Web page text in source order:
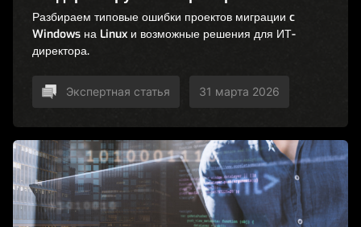
Разбираем типовые ошибки проектов миграции c
Windows на Linux и возможные решения для ИТ-
директора.
Экспертная статья 31 марта 2026